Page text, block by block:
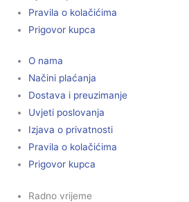
Pravila o kolačićima
Prigovor kupca
O nama
Načini plaćanja
Dostava i preuzimanje
Uvjeti poslovanja
Izjava o privatnosti
Pravila o kolačićima
Prigovor kupca
Radno vrijeme